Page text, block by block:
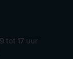
tot 17 uur